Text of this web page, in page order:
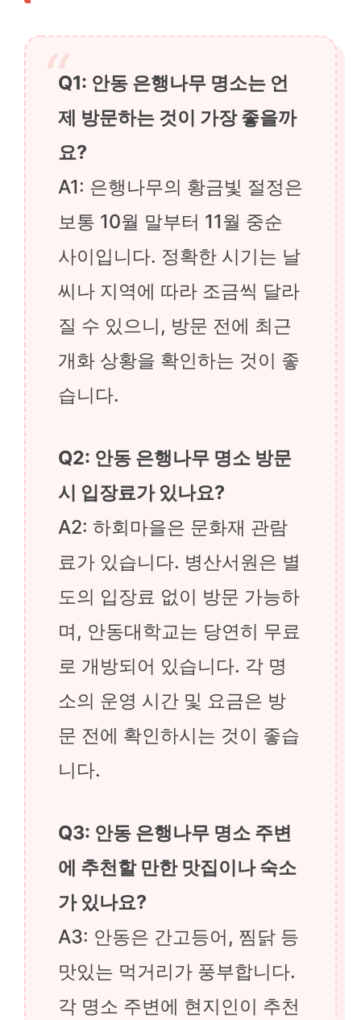
Q1: 안동 은행나무 명소는 언
제 방문하는 것이 가장 좋을까
요?
A1: 은행나무의 황금빛 절정은
보통 10월 말부터 11월 중순
사이입니다. 정확한 시기는 날
씨나 지역에 따라 조금씩 달라
질 수 있으니, 방문 전에 최근
개화 상황을 확인하는 것이 좋
습니다.
Q2: 안동 은행나무 명소 방문
시 입장료가 있나요?
A2: 하회마을은 문화재 관람
료가 있습니다. 병산서원은 별
도의 입장료 없이 방문 가능하
며, 안동대학교는 당연히 무료
로 개방되어 있습니다. 각 명
소의 운영 시간 및 요금은 방
문 전에 확인하시는 것이 좋습
니다.
Q3: 안동 은행나무 명소 주변
에 추천할 만한 맛집이나 숙소
가 있나요?
A3: 안동은 간고등어, 찜닭 등
맛있는 먹거리가 풍부합니다.
각 명소 주변에 현지인이 추천